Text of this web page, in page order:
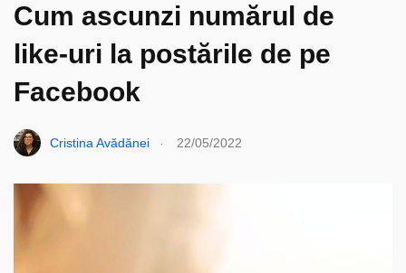
Cum ascunzi numărul de
like-uri la postările de pe
Facebook
Cristina Avădănei 22/05/2022